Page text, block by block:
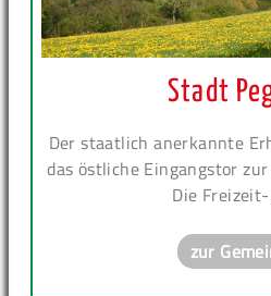
Stadt
Der staatlich anerkannte
das östliche Eingangstor
Die
zur